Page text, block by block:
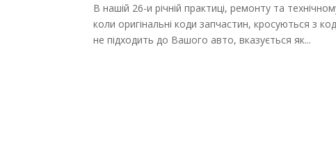
В нашій 26-и річній практиці, ремонту та
коли оригінальні коди запчастин, кросуються з
не підходить до Вашого авто, вказується як...